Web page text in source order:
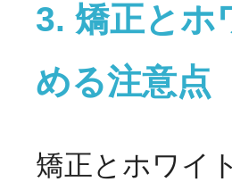
3. 矯正とホ
める注意点
矯正とホワイ